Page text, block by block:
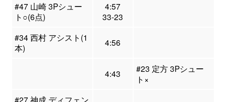
#47 山崎 3Pシュー
ト○(6点)
4:57
33-23
#34 西村 アシスト(1
本)
4:56
4:43
#23 定方 3Pシュー
ト×
#27 神成 ディフェン